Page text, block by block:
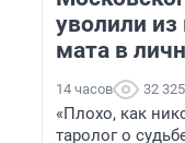
уволили из
мата в
14 часов 32 325
«Плохо, как
таролог о